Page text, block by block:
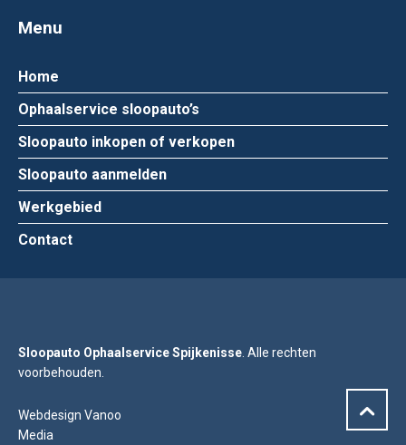
Menu
Home
Ophaalservice sloopauto’s
Sloopauto inkopen of verkopen
Sloopauto aanmelden
Werkgebied
Contact
Sloopauto Ophaalservice Spijkenisse . Alle rechten
voorbehouden.
Webdesign Vanoo
Media